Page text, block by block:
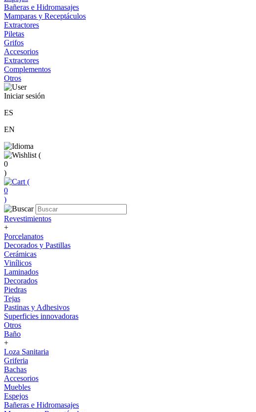
Bañeras e Hidromasajes
Mamparas y Receptáculos
Extractores
Piletas
Grifos
Accesorios
Extractores
Complementos
Otros
Iniciar sesión
ES
EN
(
0
)
(
0
)
Revestimientos
+
Porcelanatos
Decorados y Pastillas
Cerámicas
Vinílicos
Laminados
Decorados
Piedras
Tejas
Pastinas y Adhesivos
Superficies innovadoras
Otros
Baño
+
Loza Sanitaria
Griferia
Bachas
Accesorios
Muebles
Espejos
Bañeras e Hidromasajes